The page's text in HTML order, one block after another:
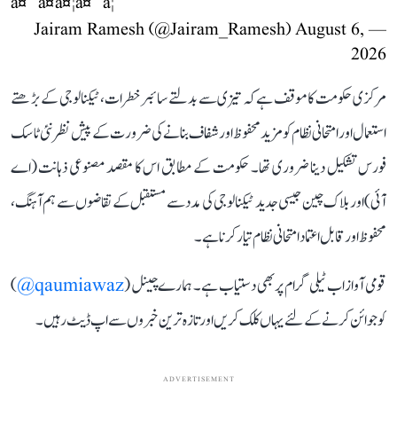
— Jairam Ramesh (@Jairam_Ramesh)
August 6,
2026
مرکزی حکومت کا موقف ہے کہ تیزی سے بدلتے سائبر خطرات، ٹیکنالوجی کے بڑھتے
استعمال اور امتحانی نظام کو مزید محفوظ اور شفاف بنانے کی ضرورت کے پیش نظر نئی ٹاسک
فورس تشکیل دینا ضروری تھا۔ حکومت کے مطابق اس کا مقصد مصنوعی ذہانت (اے
آئی) اور بلاک چین جیسی جدید ٹیکنالوجی کی مدد سے مستقبل کے تقاضوں سے ہم آہنگ،
محفوظ اور قابل اعتماد امتحانی نظام تیار کرنا ہے۔
قومی آواز اب ٹیلی گرام پر بھی دستیاب ہے۔ ہمارے چینل (qaumiawaz@
)
کو جوائن کرنے کے لئے یہاں کلک کریں اور تازہ ترین خبروں سے اپ ڈیٹ رہیں۔
ADVERTISEMENT